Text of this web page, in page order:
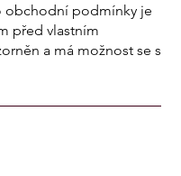
obchodní podmínky je
před vlastním
a má možnost se s